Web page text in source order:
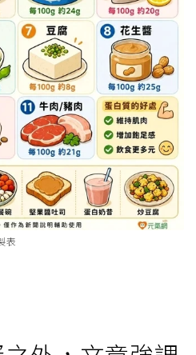
表